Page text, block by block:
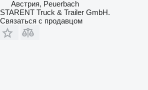
Австрия, Peuerbach
STARENT Truck & Trailer GmbH.
Связаться с продавцом